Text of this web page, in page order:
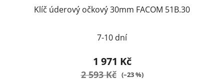
Klíč úderový očkový 30mm FACOM 51B.30
7-10 dní
1 971 Kč
2 593 Kč (–23 %)